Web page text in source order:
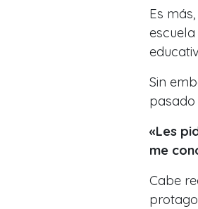
Es
Sin
«Les
me
Cabe